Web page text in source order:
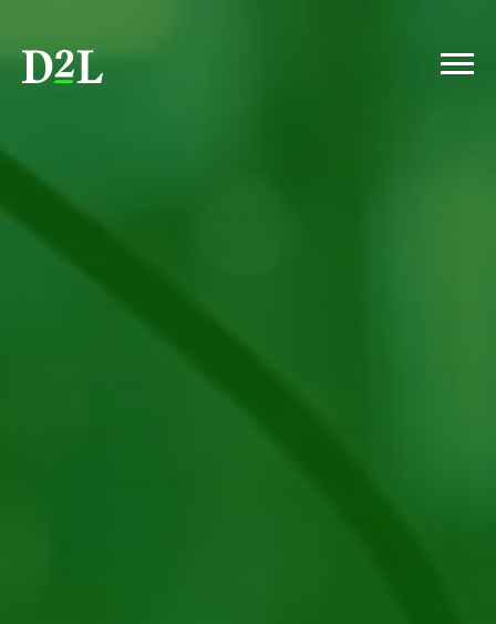
APRENDIZAJE CENTRADO EN EL SER HUMANO